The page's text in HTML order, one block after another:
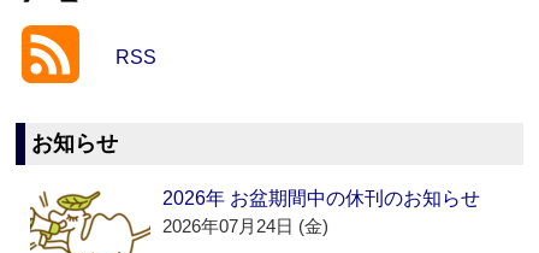
RSS
お知らせ
2026年 お盆期間中の休刊のお知らせ
2026年07月24日 (金)